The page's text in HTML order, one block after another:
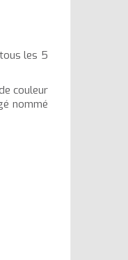
les 5
couleur
nommé